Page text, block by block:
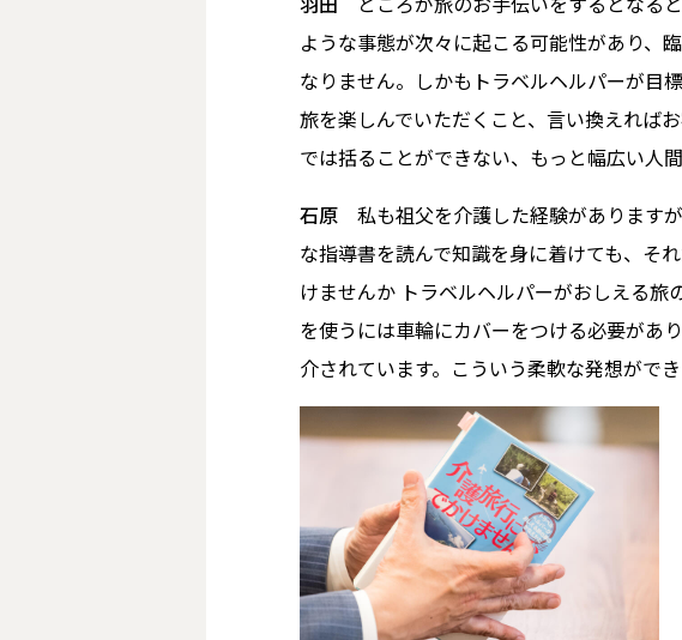
ような事態が次々に起こる可能性があり、
なりません。しかもトラベルヘルパーが目
旅を楽しんでいただくこと、言い換えれば
では括ることができない、もっと幅広い人
石原 私も祖父を介護した経験があります
な指導書を読んで知識を身に着けても、そ
けませんか トラベルヘルパーがおしえる
を使うには車輪にカバーをつける必要があ
介されています。こういう柔軟な発想がで